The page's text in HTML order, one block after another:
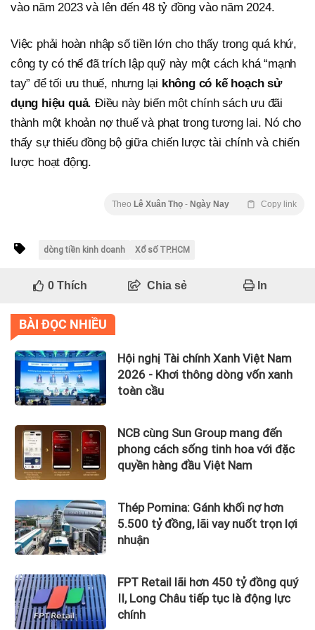
vào năm 2023 và lên đến 48 tỷ đồng vào năm 2024.
Việc phải hoàn nhập số tiền lớn cho thấy trong quá khứ,
công ty có thể đã trích lập quỹ này một cách khá “mạnh
tay” để tối ưu thuế, nhưng lại không có kế hoạch sử
dụng hiệu quả. Điều này biến một chính sách ưu đãi
thành một khoản nợ thuế và phạt trong tương lai. Nó cho
thấy sự thiếu đồng bộ giữa chiến lược tài chính và chiến
lược hoạt động.
Theo Lê Xuân Thọ - Ngày Nay Copy link
dòng tiền kinh doanh Xổ số TP.HCM
0Thích Chia sẻ In
BÀI ĐỌC NHIỀU
Hội nghị Tài chính Xanh Việt Nam
2026 - Khơi thông dòng vốn xanh
toàn cầu
NCB cùng Sun Group mang đến
phong cách sống tinh hoa với đặc
quyền hàng đầu Việt Nam
Thép Pomina: Gánh khối nợ hơn
5.500 tỷ đồng, lãi vay nuốt trọn lợi
nhuận
FPT Retail lãi hơn 450 tỷ đồng quý
II, Long Châu tiếp tục là động lực
chính